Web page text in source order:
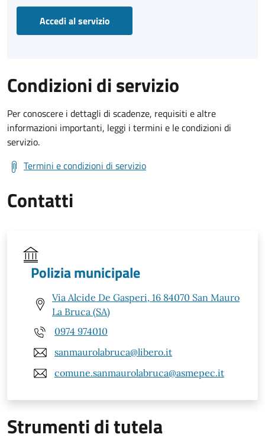
Accedi al servizio
Condizioni di servizio
Per conoscere i dettagli di scadenze, requisiti e altre
informazioni importanti, leggi i termini e le condizioni di
servizio.
Termini e condizioni di servizio
Contatti
Polizia municipale
Via Alcide De Gasperi, 16 84070 San Mauro
La Bruca (SA)
0974 974010
sanmaurolabruca@libero.it
comune.sanmaurolabruca@asmepec.it
Strumenti di tutela